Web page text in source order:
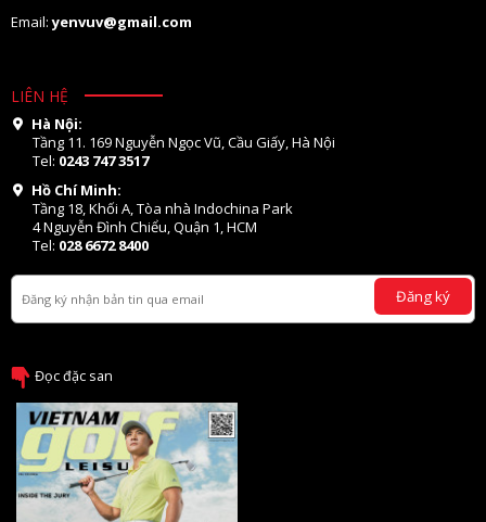
Email:yenvuv@gmail.com
LIÊN HỆ
Hà Nội:
Tầng 11. 169 Nguyễn Ngọc Vũ, Cầu Giấy, Hà Nội
Tel: 0243 747 3517
Hồ Chí Minh:
Tầng 18, Khối A, Tòa nhà Indochina Park
4 Nguyễn Đình Chiểu, Quận 1, HCM
Tel: 028 6672 8400
Đăng ký
Đọc đặc san